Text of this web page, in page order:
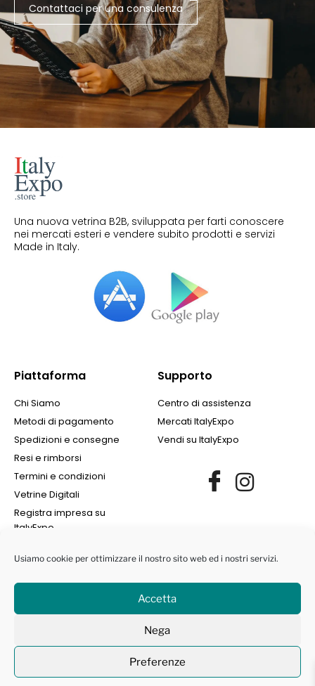
Usiamo cookie per ottimizzare il nostro sito web ed i nostri servizi.
Accetta
Nega
Preferenze
Contattaci per una consulenza
Una nuova vetrina B2B, sviluppata per farti conoscere
nei mercati esteri e vendere subito prodotti e servizi
Made in Italy.
Piattaforma
Chi Siamo
Metodi di pagamento
Spedizioni e consegne
Resi e rimborsi
Termini e condizioni
Vetrine Digitali
Registra impresa su
ItalyExpo
Supporto
Centro di assistenza
Mercati ItalyExpo
Vendi su ItalyExpo
©2022 Finance Group Albania SH.PK. | All Rights Reserved | NIPT
L72405008I | Marchi protetti ® -Privacy Policy
Contattaci